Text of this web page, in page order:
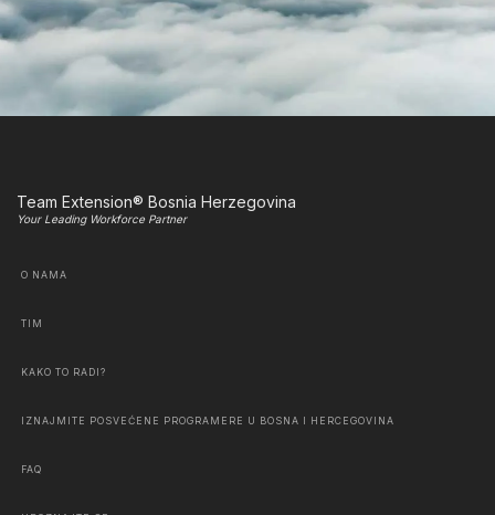
Team Extension® Bosnia Herzegovina
Your Leading Workforce Partner
O NAMA
TIM
KAKO TO RADI?
IZNAJMITE POSVEĆENE PROGRAMERE U BOSNA I HERCEGOVINA
FAQ